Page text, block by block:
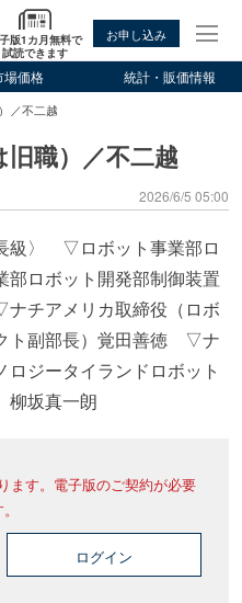
版1カ月無料で
試読できます
お申し込み
場価格 統計・販価情報
／不二越
職）／不二越
2026/6/5 05:00
級〉 ▽ロボット事業部ロ
部ロボット開発部制御装置
チアメリカ取締役（ロボ
ト副部長）覚田善徳 ▽ナ
ジータイランドロボット
柳坂真一朗
ます。電子版のご契約が必要
ログイン